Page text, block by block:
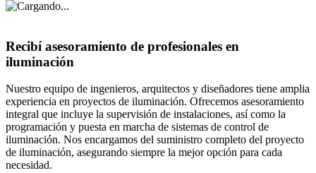
Recibí asesoramiento de profesionales en
iluminación
Nuestro equipo de ingenieros, arquitectos y diseñadores tiene amplia
experiencia en proyectos de iluminación. Ofrecemos asesoramiento
integral que incluye la supervisión de instalaciones, así como la
programación y puesta en marcha de sistemas de control de
iluminación. Nos encargamos del suministro completo del proyecto
de iluminación, asegurando siempre la mejor opción para cada
necesidad.